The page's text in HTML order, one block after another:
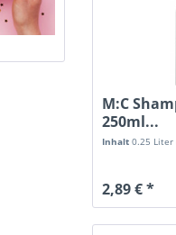
M:C
250ml...
Inhalt0.25 Liter
2,89 € *